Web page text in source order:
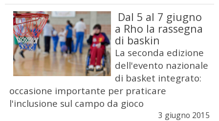
Dal 5 al 7 giugno
a Rho la rassegna
di baskin
La seconda edizione
dell'evento nazionale
di basket integrato:
occasione importante per praticare
l'inclusione sul campo da gioco
3 giugno 2015